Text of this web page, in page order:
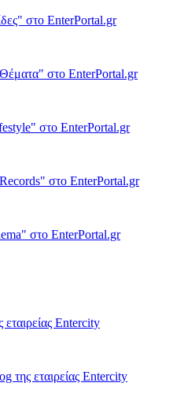
στο EnterPortal.gr
στο EnterPortal.gr
στο EnterPortal.gr
στο EnterPortal.gr
στο EnterPortal.gr
Entercity
της εταιρείας Entercity